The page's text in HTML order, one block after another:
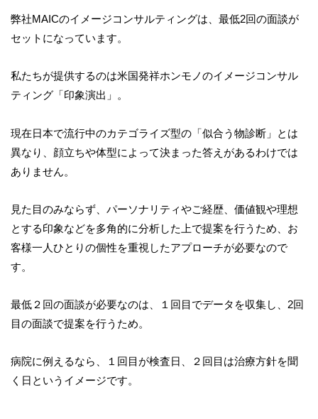
弊社MAICのイメージコンサルティングは、最低2回の面談が
セットになっています。
私たちが提供するのは米国発祥ホンモノのイメージコンサル
ティング「印象演出」。
現在日本で流行中のカテゴライズ型の「似合う物診断」とは
異なり、顔立ちや体型によって決まった答えがあるわけでは
ありません。
見た目のみならず、パーソナリティやご経歴、価値観や理想
とする印象などを多角的に分析した上で提案を行うため、お
客様一人ひとりの個性を重視したアプローチが必要なので
す。
最低２回の面談が必要なのは、１回目でデータを収集し、2回
目の面談で提案を行うため。
病院に例えるなら、１回目が検査日、２回目は治療方針を聞
く日というイメージです。